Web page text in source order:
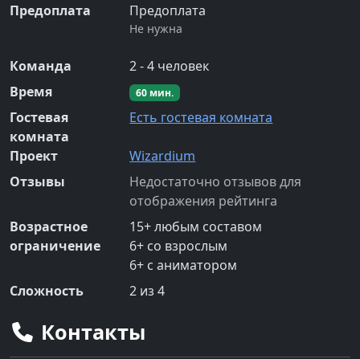
Предоплата
Предоплата
Не нужна
Команда 2-4 человек
Время
60 мин.
Гостевая
комната
Есть гостевая комната
Проект
Wizardium
Отзывы
Недостаточно отзывов для
отображения рейтинга
Возрастное
ограничение
15+любым составом
6+ со взрослым
6+ с аниматором
Сложность
2 из 4
Контакты